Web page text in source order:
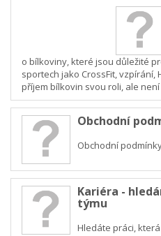
o bílkoviny, které jsou důležité
sportech jako CrossFit, vzpírání,
příjem bílkovin svou roli, ale
Obchodní
Obchodní
Kariéra -
týmu
Hledáte práci,